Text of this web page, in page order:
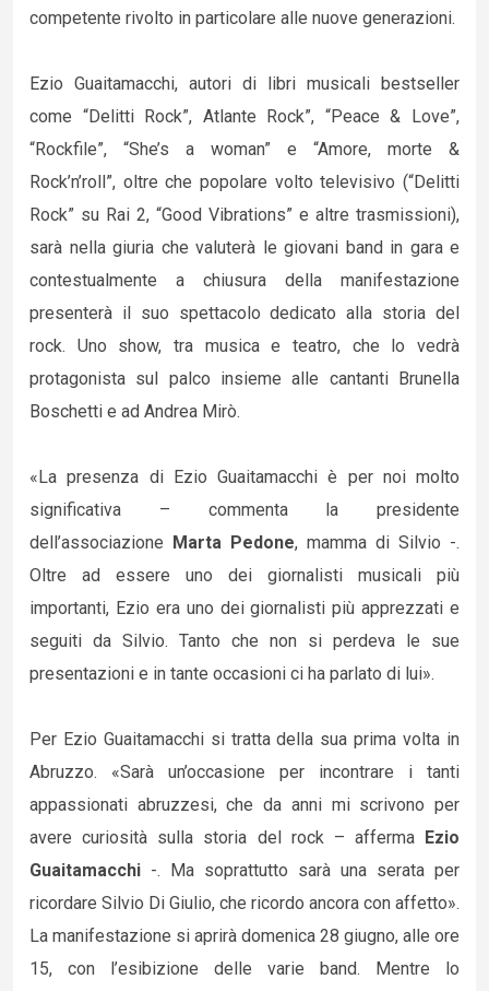
competente rivolto in particolare alle nuove generazioni.
Ezio Guaitamacchi, autori di libri musicali bestseller
come “Delitti Rock”, Atlante Rock”, “Peace & Love”,
“Rockfile”, “She’s a woman” e “Amore, morte &
Rock’n’roll”, oltre che popolare volto televisivo (“Delitti
Rock” su Rai 2, “Good Vibrations” e altre trasmissioni),
sarà nella giuria che valuterà le giovani band in gara e
contestualmente a chiusura della manifestazione
presenterà il suo spettacolo dedicato alla storia del
rock. Uno show, tra musica e teatro, che lo vedrà
protagonista sul palco insieme alle cantanti Brunella
Boschetti e ad Andrea Mirò.
«La presenza di Ezio Guaitamacchi è per noi molto
significativa – commenta la presidente
dell’associazione Marta Pedone, mamma di Silvio -.
Oltre ad essere uno dei giornalisti musicali più
importanti, Ezio era uno dei giornalisti più apprezzati e
seguiti da Silvio. Tanto che non si perdeva le sue
presentazioni e in tante occasioni ci ha parlato di lui».
Per Ezio Guaitamacchi si tratta della sua prima volta in
Abruzzo. «Sarà un’occasione per incontrare i tanti
appassionati abruzzesi, che da anni mi scrivono per
avere curiosità sulla storia del rock – afferma Ezio
Guaitamacchi -. Ma soprattutto sarà una serata per
ricordare Silvio Di Giulio, che ricordo ancora con affetto».
La manifestazione si aprirà domenica 28 giugno, alle ore
15, con l’esibizione delle varie band. Mentre lo